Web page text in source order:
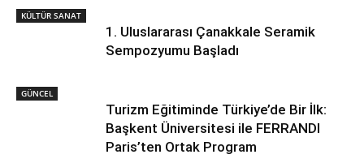
KÜLTÜR SANAT
1. Uluslararası Çanakkale Seramik
Sempozyumu Başladı
GÜNCEL
Turizm Eğitiminde Türkiye’de Bir İlk:
Başkent Üniversitesi ile FERRANDI
Paris’ten Ortak Program